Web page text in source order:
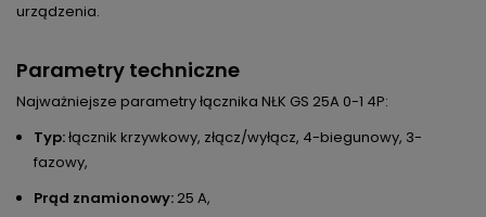
urządzenia.
Parametry techniczne
Najważniejsze parametry łącznika NŁK GS 25A 0-1 4P:
Typ:łącznik krzywkowy, złącz/wyłącz, 4-biegunowy, 3-
fazowy,
Prąd znamionowy: 25 A,